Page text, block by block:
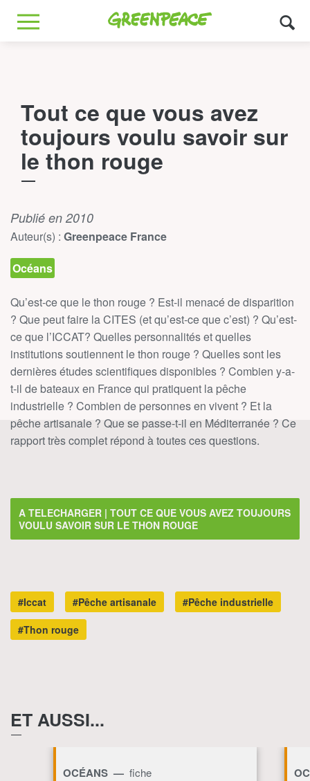
Greenpeace
MENU
Tout ce que vous avez
toujours voulu savoir sur
le thon rouge
Publié en 2010
Auteur(s) : Greenpeace France
Océans
Qu’est-ce que le thon rouge ? Est-il menacé de disparition
? Que peut faire la CITES (et qu’est-ce que c’est) ? Qu’est-
ce que l’ICCAT? Quelles personnalités et quelles
institutions soutiennent le thon rouge ? Quelles sont les
dernières études scientifiques disponibles ? Combien y-a-
t-il de bateaux en France qui pratiquent la pêche
industrielle ? Combien de personnes en vivent ? Et la
pêche artisanale ? Que se passe-t-il en Méditerranée ? Ce
rapport très complet répond à toutes ces questions.
A TELECHARGER | TOUT CE QUE VOUS AVEZ TOUJOURS
VOULU SAVOIR SUR LE THON ROUGE
#Iccat #Pêche artisanale
#Pêche industrielle
#Thon rouge
ET AUSSI...
OCÉANS —fiche